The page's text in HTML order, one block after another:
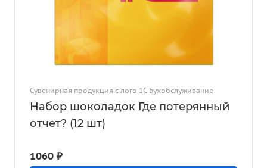
Сувенирная продукция с лого 1С Бухобслуживание
Набор шоколадок Где потерянный
отчет? (12 шт)
1060 ₽